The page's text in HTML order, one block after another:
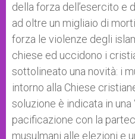
della forza dell’esercito e
ad oltre un migliaio di
forza le violenze degli
chiese ed uccidono i
sottolineato una novità: i
intorno alla Chiese
soluzione è indicata in una
pacificazione con la
musulmani alle elezioni e